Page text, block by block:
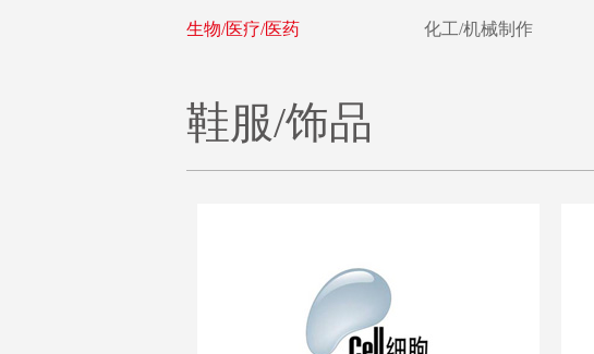
生物/医疗/医药 化工/机械制作
鞋服/饰品